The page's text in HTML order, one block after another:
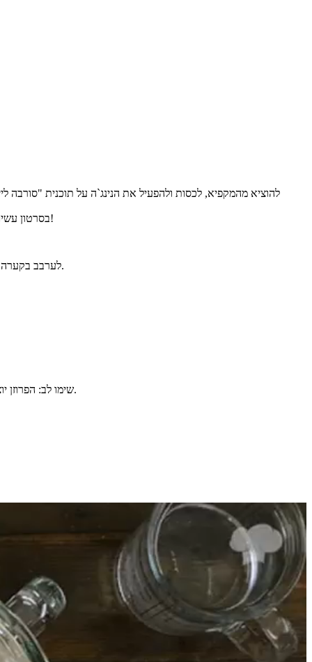
בסרטון עשיתי ב- 3 פעמים כי הרעיון להוסיף פקאנים עלה לי ברגע האחרון. אבל אתם לגמרי יכולים לעשות בפעמיים בלבד. זהו זה, מוכן - מומלץ לאכול מיד!
לערבב בקערה את מעדן החלבון והפירות, למזוג את התערובת אל תבנית מלבנית מרופדת בנייר אפייה ולשטח. להעביר למקפיא לכמה שעות עד שקופא לגמרי.
שימו לב: הפרוזן יוצא במתיקות מעודנת (ומשתנה בהתאם לפירות שבחרתם). במידה תרצו יותר מתוק אפשר להוסיף תמר או מעט ממתיק נוזלי לבחירתכם בשלב הראשוני.